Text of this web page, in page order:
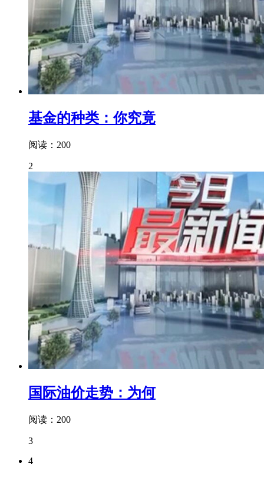
基金的种类：你究竟
阅读：200
2
国际油价走势：为何
阅读：200
3
4